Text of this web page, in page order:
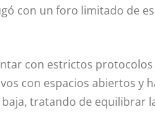
con un foro limitado de
con estrictos
con espacios abiertos y
tratando de equilibrar